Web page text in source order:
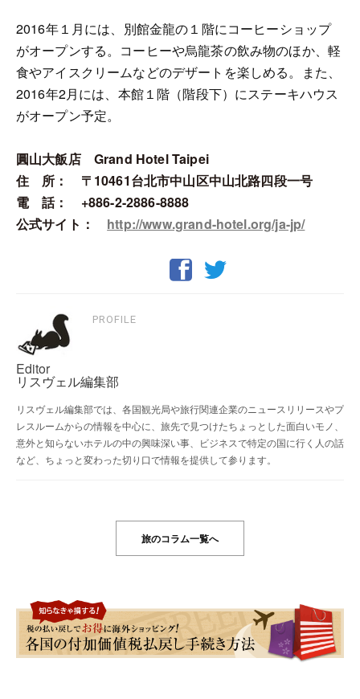
2016年１月には、別館金龍の１階にコーヒーショップ
がオープンする。コーヒーや烏龍茶の飲み物のほか、軽
食やアイスクリームなどのデザートを楽しめる。また、
2016年2月には、本館１階（階段下）にステーキハウス
がオープン予定。
圓山大飯店 Grand Hotel Taipei
住 所： 〒10461台北市中山区中山北路四段一号
電 話： +886-2-2886-8888
公式サイト： http://www.grand-hotel.org/ja-jp/
PROFILE
Editor
リスヴェル編集部
リスヴェル編集部では、各国観光局や旅行関連企業のニュースリリースやプ
レスルームからの情報を中心に、旅先で見つけたちょっとした面白いモノ、
意外と知らないホテルの中の興味深い事、ビジネスで特定の国に行く人の話
など、ちょっと変わった切り口で情報を提供して参ります。
旅のコラム一覧へ